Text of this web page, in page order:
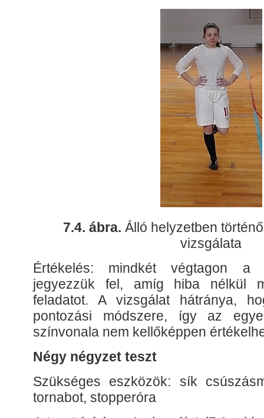
7.4. ábra. Álló helyzetben
vizsgálata
Értékelés: mindkét végtagon a
jegyezzük fel, amíg hiba nélkül
feladatot. A vizsgálat hátránya,
pontozási módszere, így az
színvonala nem kellőképpen
Négy négyzet teszt
Szükséges eszközök: sík
tornabot, stopperóra